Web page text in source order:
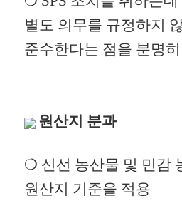
별도 의무를 규정하지
준수한다는 점을 분명
원산지 분과
❍ 신선 농산물 및 민감
원산지 기준을 적용